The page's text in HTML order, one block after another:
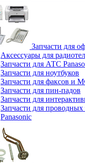
Запчасти для
Аксессуары для
Запчасти для АТС
Запчасти для ноутбуков
Запчасти для факсов и
Запчасти для пин-падов
Запчасти для
Запчасти для проводных
Panasonic